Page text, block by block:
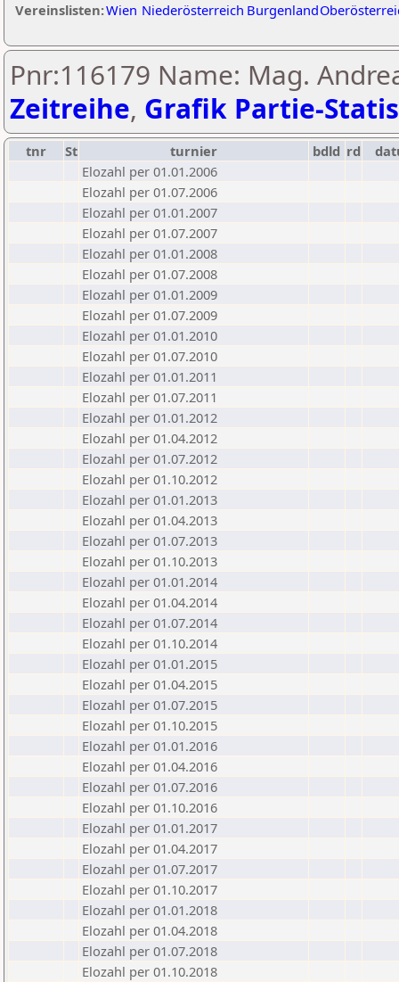
Vereinslisten:Wien Niederösterreich Burgenland
Pnr:116179 Name: Mag.
Zeitreihe, Grafik Partie-
tnr St turnier bdld rd
Elozahl per 01.01.2006
Elozahl per 01.07.2006
Elozahl per 01.01.2007
Elozahl per 01.07.2007
Elozahl per 01.01.2008
Elozahl per 01.07.2008
Elozahl per 01.01.2009
Elozahl per 01.07.2009
Elozahl per 01.01.2010
Elozahl per 01.07.2010
Elozahl per 01.01.2011
Elozahl per 01.07.2011
Elozahl per 01.01.2012
Elozahl per 01.04.2012
Elozahl per 01.07.2012
Elozahl per 01.10.2012
Elozahl per 01.01.2013
Elozahl per 01.04.2013
Elozahl per 01.07.2013
Elozahl per 01.10.2013
Elozahl per 01.01.2014
Elozahl per 01.04.2014
Elozahl per 01.07.2014
Elozahl per 01.10.2014
Elozahl per 01.01.2015
Elozahl per 01.04.2015
Elozahl per 01.07.2015
Elozahl per 01.10.2015
Elozahl per 01.01.2016
Elozahl per 01.04.2016
Elozahl per 01.07.2016
Elozahl per 01.10.2016
Elozahl per 01.01.2017
Elozahl per 01.04.2017
Elozahl per 01.07.2017
Elozahl per 01.10.2017
Elozahl per 01.01.2018
Elozahl per 01.04.2018
Elozahl per 01.07.2018
Elozahl per 01.10.2018